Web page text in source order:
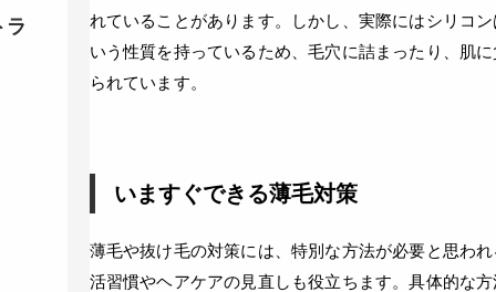
れていることがあります。しかし、実際にはシリコ
いう性質を持っているため、毛穴に詰まったり、肌
られています。
いますぐできる薄毛対策
薄毛や抜け毛の対策には、特別な方法が必要と思わ
活習慣やヘアケアの見直しも役立ちます。具体的な
ラ